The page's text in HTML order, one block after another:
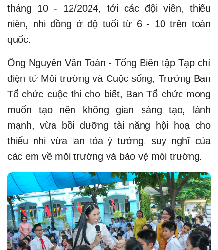
tháng 10 - 12/2024, tới các đội viên, thiếu
niên, nhi đồng ở độ tuổi từ 6 - 10 trên toàn
quốc.
Ông Nguyễn Văn Toàn - Tổng Biên tập Tạp chí
điện tử Môi trường và Cuộc sống, Trưởng Ban
Tổ chức cuộc thi cho biết, Ban Tổ chức mong
muốn tạo nên không gian sáng tạo, lành
mạnh, vừa bồi dưỡng tài năng hội hoạ cho
thiếu nhi vừa lan tỏa ý tưởng, suy nghĩ của
các em về môi trường và bảo vệ môi trường.